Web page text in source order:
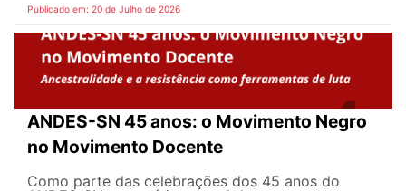
Publicado em: 20 de Julho de 2026
ANDES-SN 45 anos: o Movimento Negro
no Movimento Docente
Como parte das celebrações dos 45 anos do